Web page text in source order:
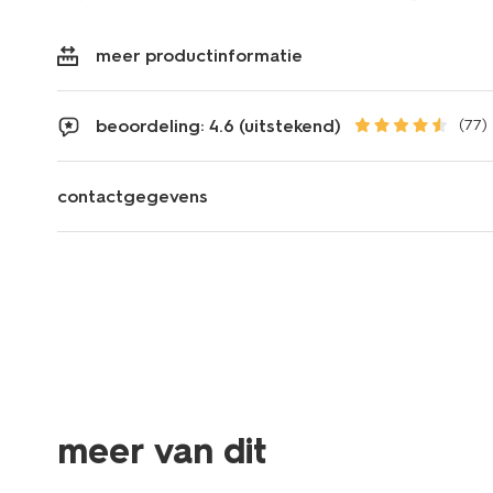
meer productinformatie
beoordeling: 4.6 (uitstekend) (77)
contactgegevens
meer van dit